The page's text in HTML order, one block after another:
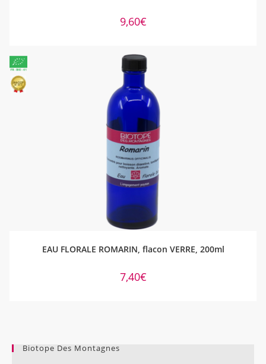
9,60€
EAU FLORALE ROMARIN, flacon VERRE, 200ml
7,40€
Biotope Des Montagnes